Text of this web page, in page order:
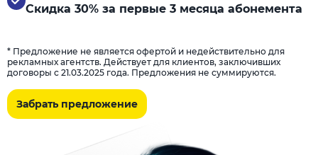
Скидка 30% за первые 3 месяца абонемента
* Предложение не является офертой и недействительно для
рекламных агентств. Действует для клиентов, заключивших
договоры с 21.03.2025 года. Предложения не суммируются.
Забрать предложение